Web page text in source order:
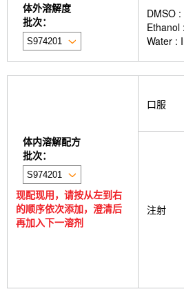
体外溶解度
批次：
DMSO
Ethanol
Water :
体内溶解配方
批次：
现配现用，请按从左到右
的顺序依次添加，澄清后
再加入下一溶剂
口服
注射